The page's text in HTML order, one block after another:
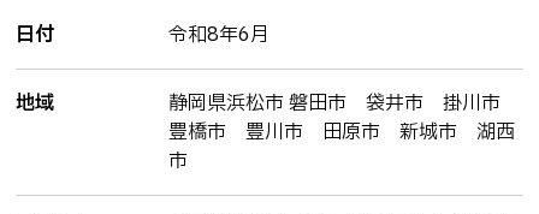
お問い合わせ
日付 令和8年6月
地域
静岡県浜松市 磐田市 袋井市 掛川市
豊橋市 豊川市 田原市 新城市 湖西
市